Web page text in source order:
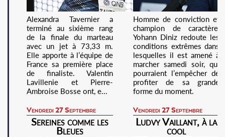
Alexandra Tavernier a
terminé au sixième rang
de la finale du marteau
avec un jet à 73,33 m.
Elle apporte à l’équipe de
France sa première place
de finaliste. Valentin
Lavillenie et Pierre-
Ambroise Bosse ont, e...
Homme de conviction et
champion de caractère,
Yohann Diniz redoute les
conditions extrêmes dans
lesquelles il est amené à
marcher samedi soir, qui
pourraient l’empêcher de
profiter de sa grande
forme du moment.
Vendredi 27 Septembre
Sereines comme les
Bleues
Vendredi 27 Septembre
Ludvy Vaillant, à la
cool